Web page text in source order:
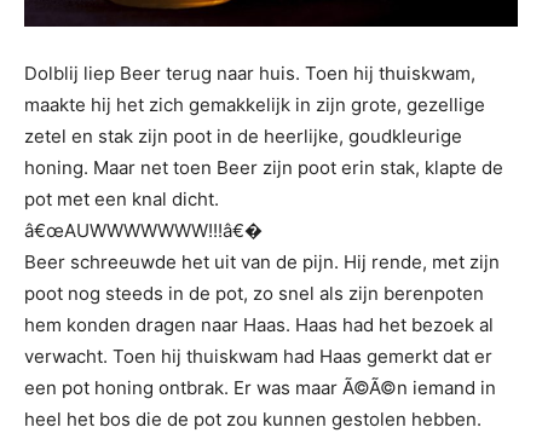
Dolblij liep Beer terug naar huis. Toen hij thuiskwam,
maakte hij het zich gemakkelijk in zijn grote, gezellige
zetel en stak zijn poot in de heerlijke, goudkleurige
honing. Maar net toen Beer zijn poot erin stak, klapte de
pot met een knal dicht.
â€œAUWWWWWWW!!!â€�
Beer schreeuwde het uit van de pijn. Hij rende, met zijn
poot nog steeds in de pot, zo snel als zijn berenpoten
hem konden dragen naar Haas. Haas had het bezoek al
verwacht. Toen hij thuiskwam had Haas gemerkt dat er
een pot honing ontbrak. Er was maar Ã©Ã©n iemand in
heel het bos die de pot zou kunnen gestolen hebben.